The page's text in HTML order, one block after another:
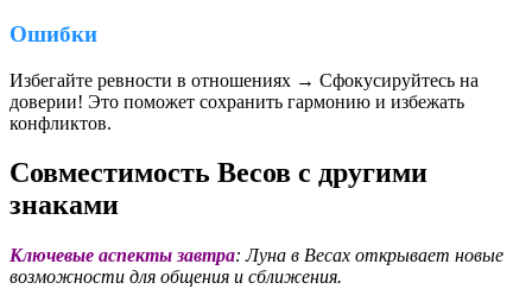
Ошибки
Избегайте ревности в отношениях → Сфокусируйтесь на
доверии! Это поможет сохранить гармонию и избежать
конфликтов.
Совместимость Весов с другими
знаками
Ключевые аспекты завтра: Луна в Весах открывает новые
возможности для общения и сближения.